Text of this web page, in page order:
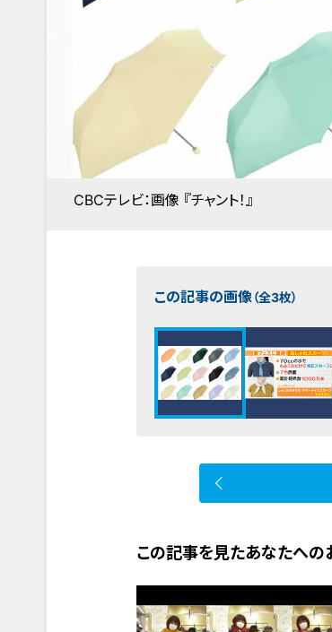
CBCテレビ：画像 『チャント！』
この記事の画像（全3枚）
この記事を見たあなたへの